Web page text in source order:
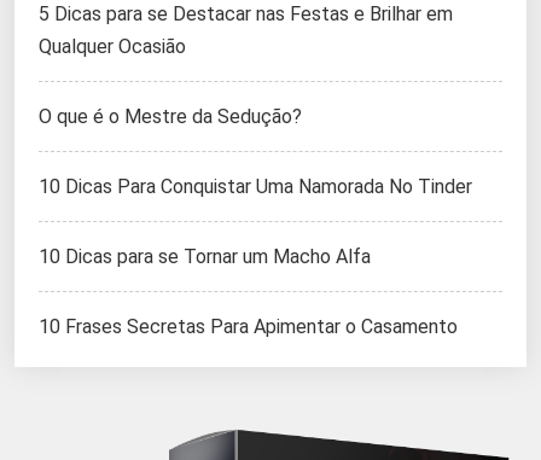
5 Dicas para se Destacar nas Festas e Brilhar em
Qualquer Ocasião
O que é o Mestre da Sedução?
10 Dicas Para Conquistar Uma Namorada No Tinder
10 Dicas para se Tornar um Macho Alfa
10 Frases Secretas Para Apimentar o Casamento